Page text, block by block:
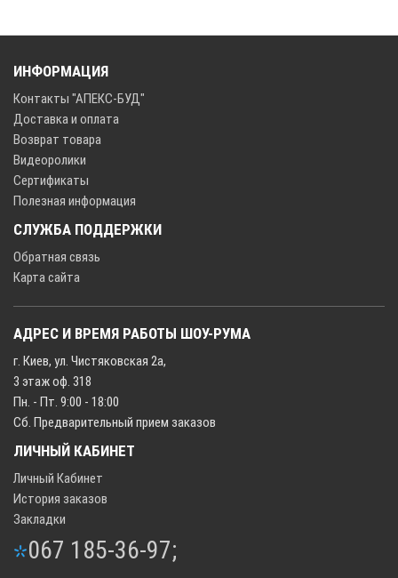
ИНФОРМАЦИЯ
Контакты "АПЕКС-БУД"
Доставка и оплата
Возврат товара
Видеоролики
Сертификаты
Полезная информация
СЛУЖБА ПОДДЕРЖКИ
Обратная связь
Карта сайта
АДРЕС И ВРЕМЯ РАБОТЫ ШОУ-РУМА
г. Киев, ул. Чистяковская 2а,
3 этаж оф. 318
Пн. - Пт. 9:00 - 18:00
Сб. Предварительный прием заказов
ЛИЧНЫЙ КАБИНЕТ
Личный Кабинет
История заказов
Закладки
067 185-36-97;